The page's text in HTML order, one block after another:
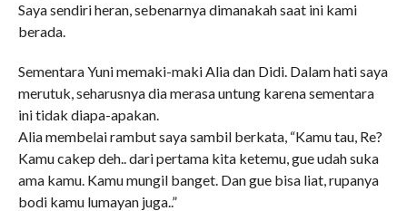
Saya sendiri heran, sebenarnya dimanakah saat ini kami
berada.
Sementara Yuni memaki-maki Alia dan Didi. Dalam hati saya
merutuk, seharusnya dia merasa untung karena sementara
ini tidak diapa-apakan.
Alia membelai rambut saya sambil berkata, “Kamu tau, Re?
Kamu cakep deh.. dari pertama kita ketemu, gue udah suka
ama kamu. Kamu mungil banget. Dan gue bisa liat, rupanya
bodi kamu lumayan juga..”